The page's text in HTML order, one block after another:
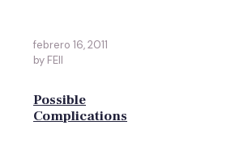
febrero 16, 2011
by FEII
Possible
Complications